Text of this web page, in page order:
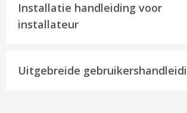
Installatie handleiding voor
installateur
Uitgebreide